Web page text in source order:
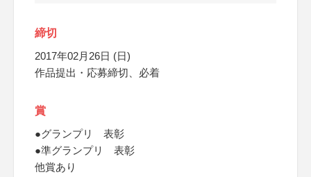
締切
2017年02月26日 (日)
作品提出・応募締切、必着
賞
●グランプリ 表彰
●準グランプリ 表彰
他賞あり